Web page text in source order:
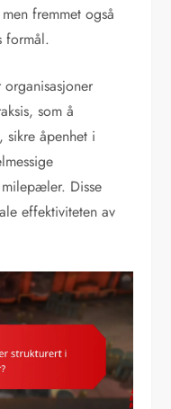
fremmet også
formål.
som å
sikre åpenhet i
Disse
effektiviteten av